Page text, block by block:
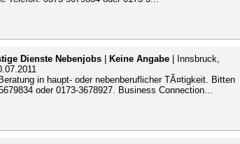
Dienste Nebenjobs Keine Angabe | Innsbruck,
in haupt- oder nebenberuflicher TÃ¤tigkeit. Bitten
oder 0173-3678927. Business Connection...